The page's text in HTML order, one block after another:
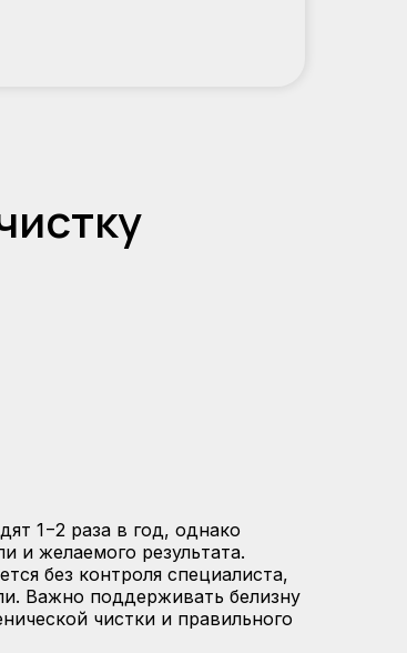
1−2 раза в год, однако
и желаемого результата.
без контроля специалиста,
Важно поддерживать белизну
чистки и правильного